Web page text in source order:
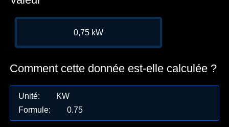
0,75 kW
Comment cette donnée est-elle calculée ?
Unité:
KW
Formule: 0.75